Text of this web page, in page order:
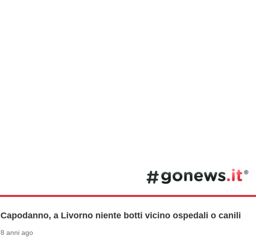
Capodanno, a Livorno niente botti vicino ospedali o canili
8 anni ago